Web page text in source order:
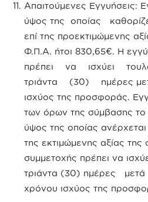
Απαιτούμενες Εγγυήσεις:
ύψος της οποίας
επί της προεκτιμώμενης
Φ.Π.Α. ήτοι 830,65€. Η
πρέπει να ισχύει
τριάντα (30) ημέρες
ισχύος της προσφοράς.
των όρων της σύμβασης το
ύψος της οποίας
της εκτιμώμενης αξίας
συμμετοχής πρέπει να
τριάντα (30) ημέρες
χρόνου ισχύος της